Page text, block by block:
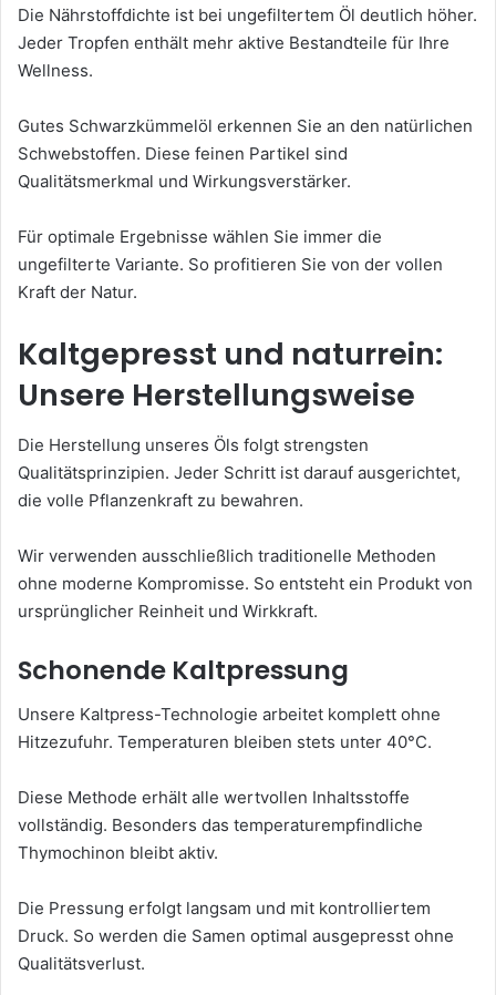
Die Nährstoffdichte ist bei ungefiltertem Öl deutlich höher.
Jeder Tropfen enthält mehr aktive Bestandteile für Ihre
Wellness.
Gutes Schwarzkümmelöl erkennen Sie an den natürlichen
Schwebstoffen. Diese feinen Partikel sind
Qualitätsmerkmal und Wirkungsverstärker.
Für optimale Ergebnisse wählen Sie immer die
ungefilterte Variante. So profitieren Sie von der vollen
Kraft der Natur.
Kaltgepresst und naturrein:
Unsere Herstellungsweise
Die Herstellung unseres Öls folgt strengsten
Qualitätsprinzipien. Jeder Schritt ist darauf ausgerichtet,
die volle Pflanzenkraft zu bewahren.
Wir verwenden ausschließlich traditionelle Methoden
ohne moderne Kompromisse. So entsteht ein Produkt von
ursprünglicher Reinheit und Wirkkraft.
Schonende Kaltpressung
Unsere Kaltpress-Technologie arbeitet komplett ohne
Hitzezufuhr. Temperaturen bleiben stets unter 40°C.
Diese Methode erhält alle wertvollen Inhaltsstoffe
vollständig. Besonders das temperaturempfindliche
Thymochinon bleibt aktiv.
Die Pressung erfolgt langsam und mit kontrolliertem
Druck. So werden die Samen optimal ausgepresst ohne
Qualitätsverlust.